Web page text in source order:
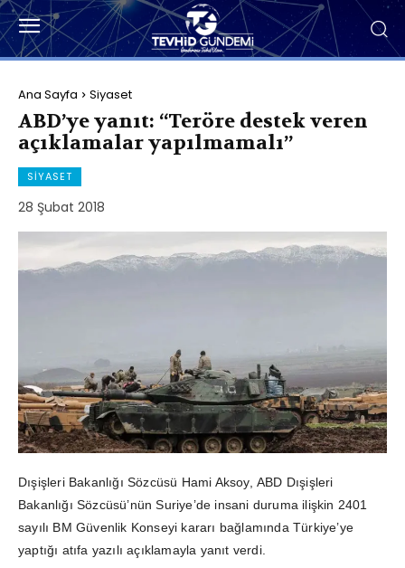
Ana Sayfa Siyaset
ABD’ye yanıt: “Teröre destek veren
açıklamalar yapılmamalı”
SIYASET
28 Şubat 2018
Dışişleri Bakanlığı Sözcüsü Hami Aksoy, ABD Dışişleri
Bakanlığı Sözcüsü’nün Suriye’de insani duruma ilişkin 2401
sayılı BM Güvenlik Konseyi kararı bağlamında Türkiye’ye
yaptığı atıfa yazılı açıklamayla yanıt verdi.